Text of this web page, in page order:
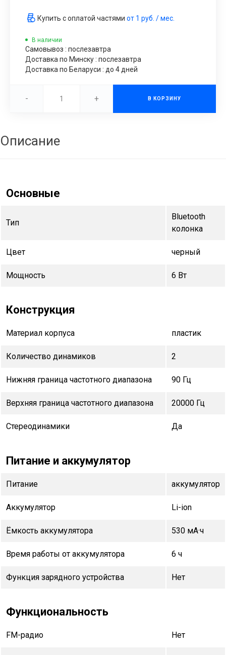
Купить с оплатой частями от 1 руб. / мес.
В наличии
Самовывоз : послезавтра
Доставка по Минску : послезавтра
Доставка по Беларуси : до 4 дней
- + В КОРЗИНУ
Описание
Основные
Тип
Bluetooth
колонка
Цвет черный
Мощность 6 Вт
Конструкция
Материал корпуса пластик
Количество динамиков 2
Нижняя граница частотного диапазона 90 Гц
Верхняя граница частотного диапазона 20000 Гц
Стереодинамики Да
Питание и аккумулятор
Питание аккумулятор
Аккумулятор Li-ion
Ёмкость аккумулятора 530 мА·ч
Время работы от аккумулятора 6 ч
Функция зарядного устройства Нет
Функциональность
FM-радио Нет